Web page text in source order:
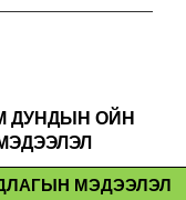
ДУНДЫН ОЙН
МЭДЭЭЛЭЛ